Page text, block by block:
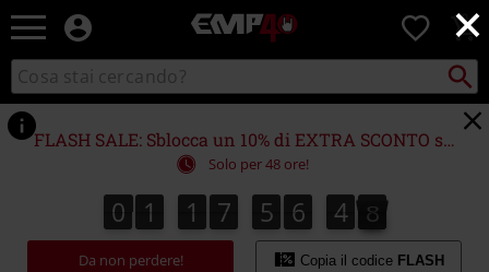
×
EMP
Musica,
Serie
TV
&
Videogame
merch
Abbigliamento
Alternativo
0
Cerca
nel
catalogo
Cerca
Punto
di
ritiro
FLASH SALE: Sblocca un 10% di EXTRA SCONTO su (quasi) TUTTO!*
Solo per 48 ore!
0
0 1
1 1
1 7
7 5
5 6
6 4
5
4 6
7
6
8
7
Da non perdere! Copia il codice FLASH